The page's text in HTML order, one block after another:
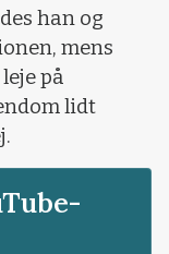
han og
mens
på
lidt